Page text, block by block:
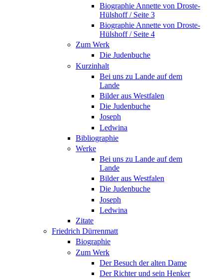
Biographie Annette von Droste-
Hülshoff / Seite 3
Biographie Annette von Droste-
Hülshoff / Seite 4
Zum Werk
Die Judenbuche
Kurzinhalt
Bei uns zu Lande auf dem
Lande
Bilder aus Westfalen
Die Judenbuche
Joseph
Ledwina
Bibliographie
Werke
Bei uns zu Lande auf dem
Lande
Bilder aus Westfalen
Die Judenbuche
Joseph
Ledwina
Zitate
Friedrich Dürrenmatt
Biographie
Zum Werk
Der Besuch der alten Dame
Der Richter und sein Henker